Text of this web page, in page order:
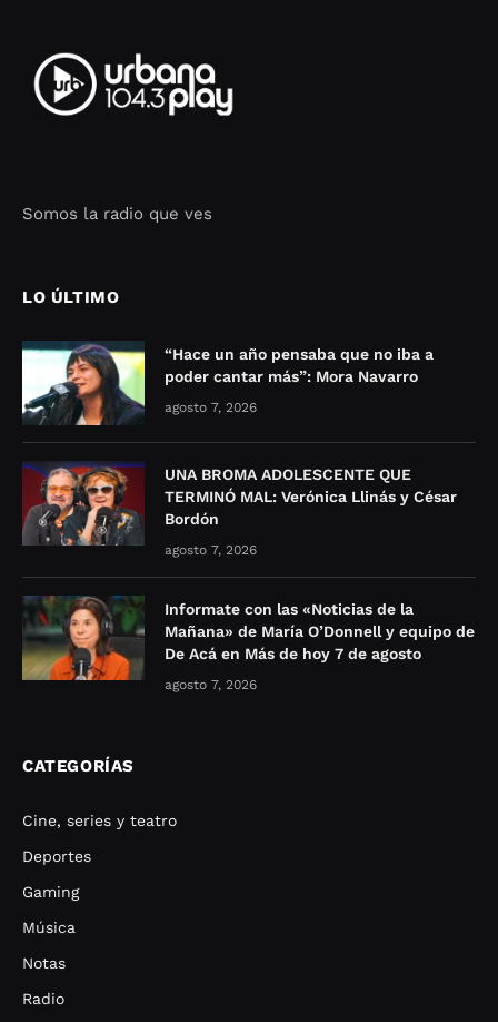
Somos la radio que ves
LO ÚLTIMO
“Hace un año pensaba que no iba a
poder cantar más”: Mora Navarro
agosto 7, 2026
UNA BROMA ADOLESCENTE QUE
TERMINÓ MAL: Verónica Llinás y César
Bordón
agosto 7, 2026
Informate con las «Noticias de la
Mañana» de María O’Donnell y equipo de
De Acá en Más de hoy 7 de agosto
agosto 7, 2026
CATEGORÍAS
Cine, series y teatro
Deportes
Gaming
Música
Notas
Radio